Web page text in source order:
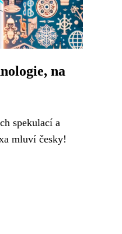
na
spekulací a
mluví česky!